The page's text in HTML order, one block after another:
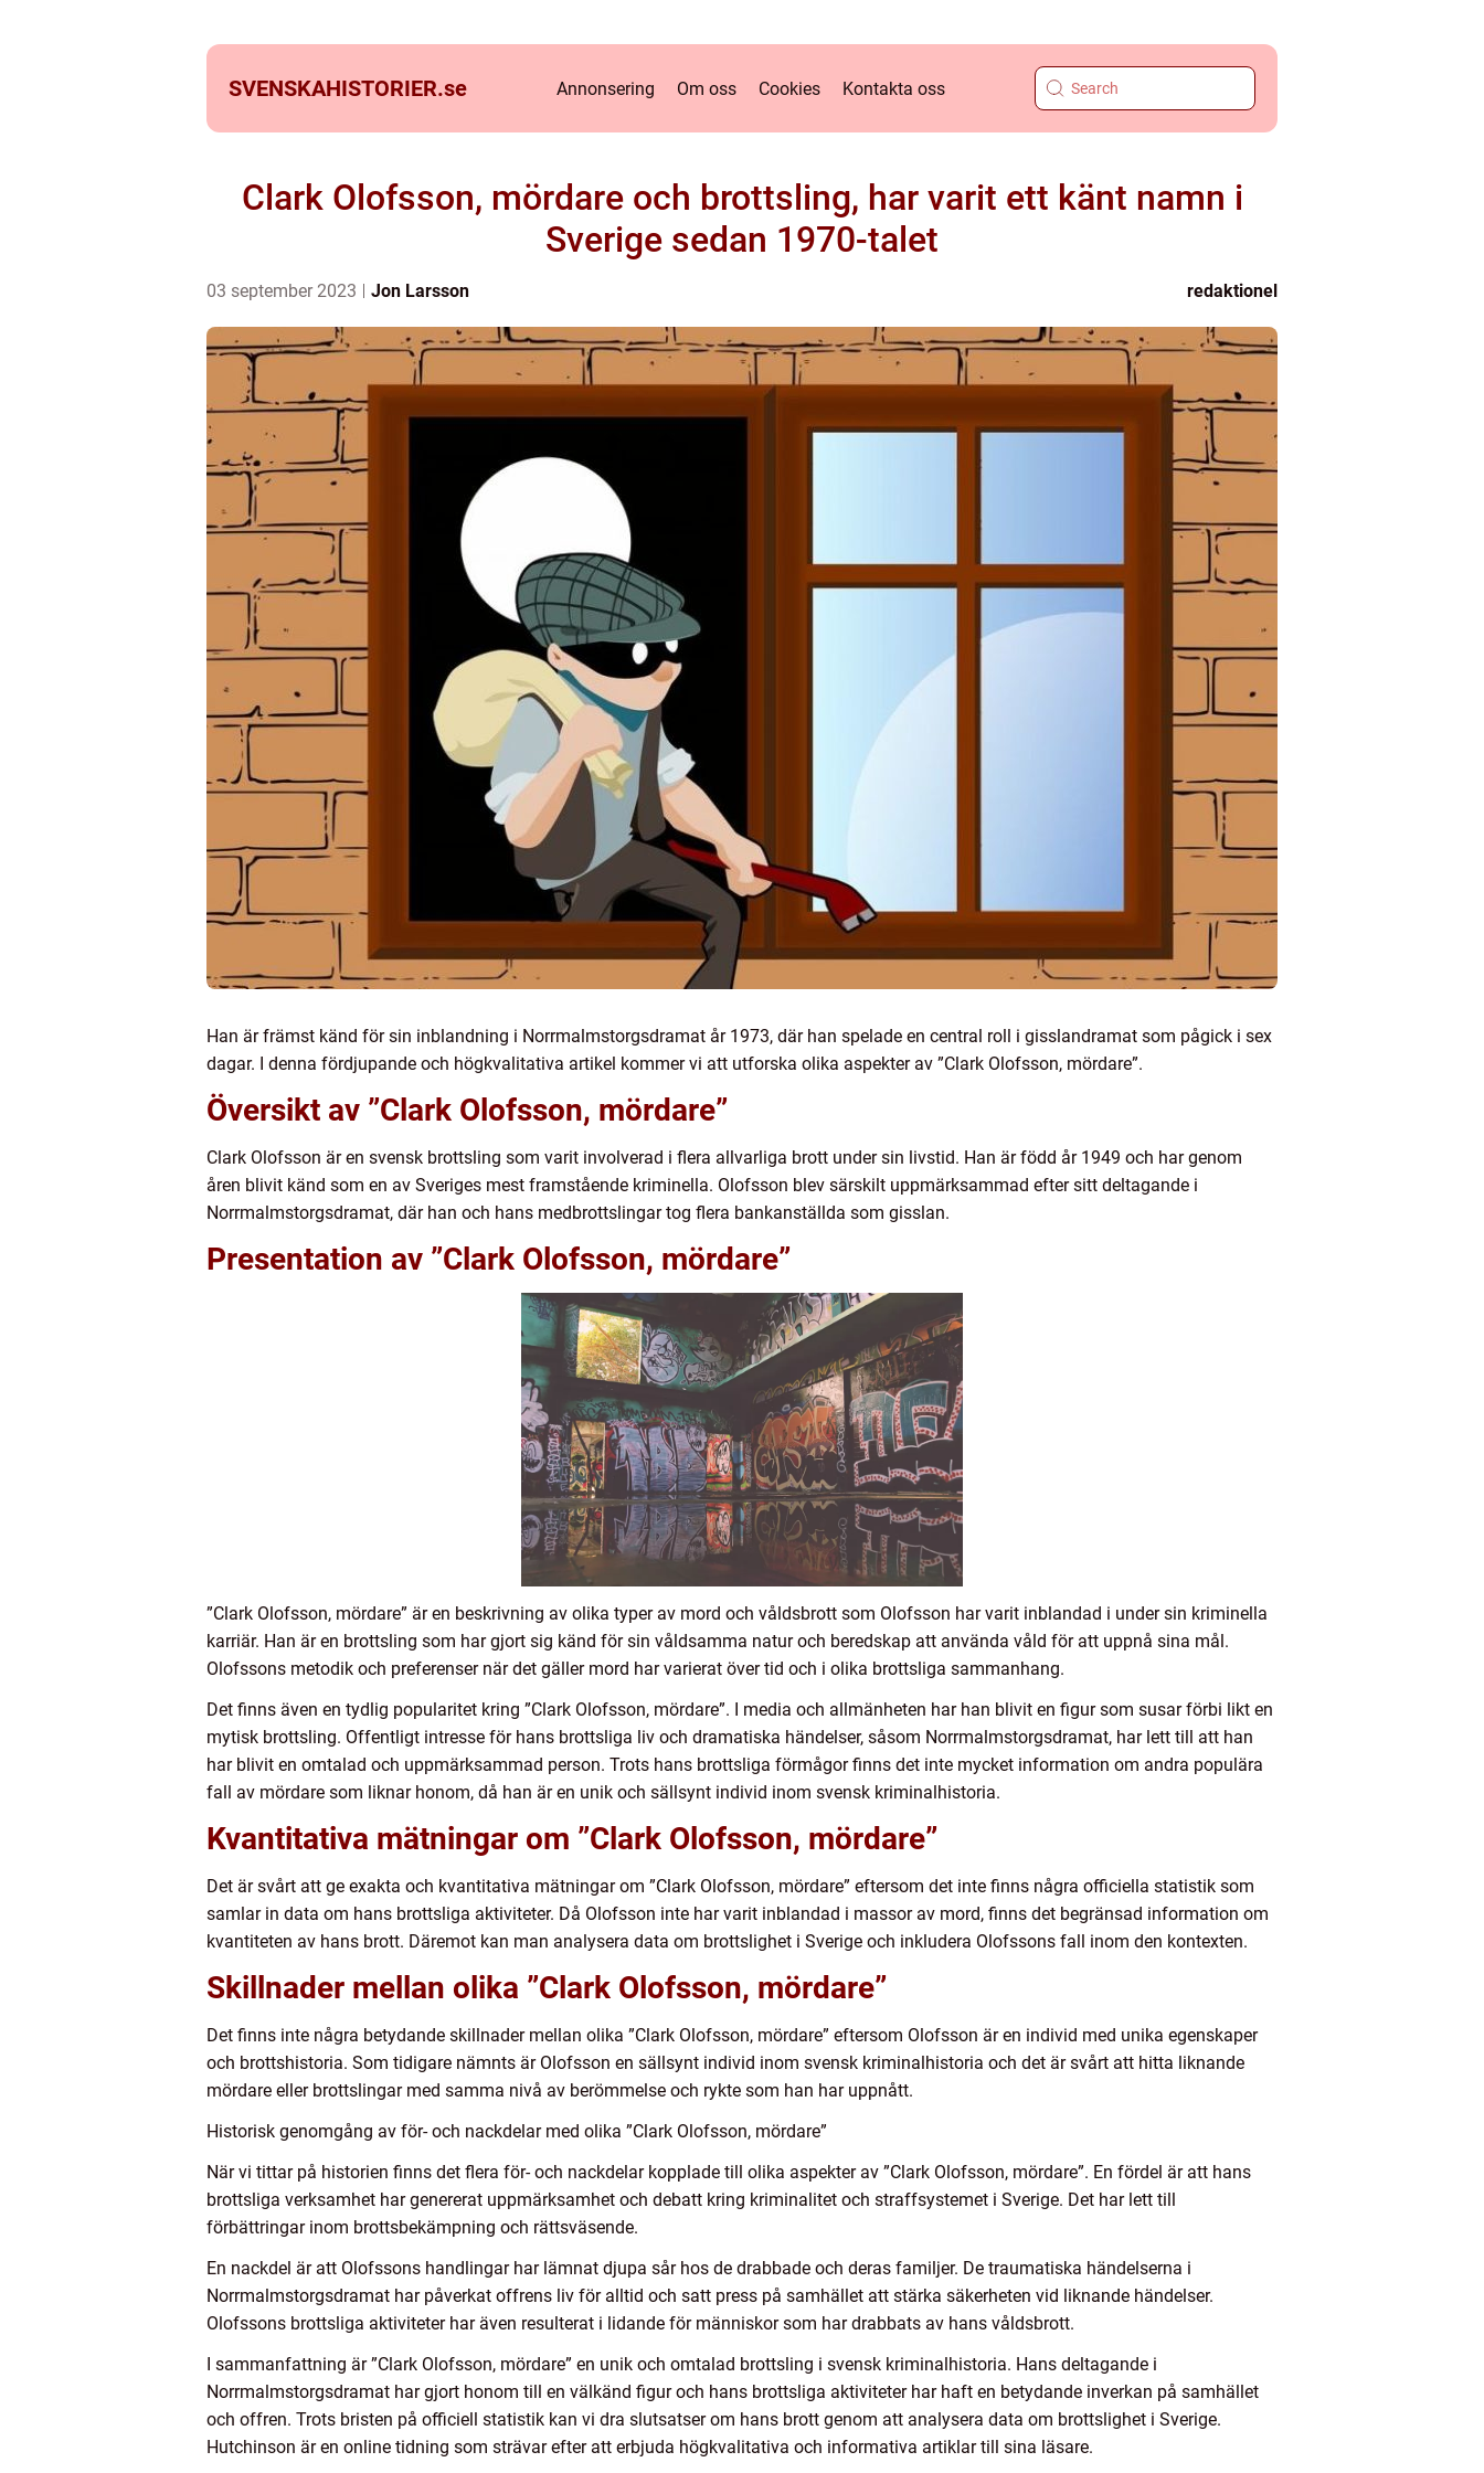
SVENSKAHISTORIER.se Annonsering Om oss Cookies Kontakta oss
Clark Olofsson, mördare och brottsling, har varit ett känt namn i
Sverige sedan 1970-talet
03 september 2023 Jon Larsson redaktionel
Han är främst känd för sin inblandning i Norrmalmstorgsdramat år 1973, där han spelade en central roll i gisslandramat som pågick i sex
dagar. I denna fördjupande och högkvalitativa artikel kommer vi att utforska olika aspekter av ”Clark Olofsson, mördare”.
Översikt av ”Clark Olofsson, mördare”
Clark Olofsson är en svensk brottsling som varit involverad i flera allvarliga brott under sin livstid. Han är född år 1949 och har genom
åren blivit känd som en av Sveriges mest framstående kriminella. Olofsson blev särskilt uppmärksammad efter sitt deltagande i
Norrmalmstorgsdramat, där han och hans medbrottslingar tog flera bankanställda som gisslan.
Presentation av ”Clark Olofsson, mördare”
”Clark Olofsson, mördare” är en beskrivning av olika typer av mord och våldsbrott som Olofsson har varit inblandad i under sin kriminella
karriär. Han är en brottsling som har gjort sig känd för sin våldsamma natur och beredskap att använda våld för att uppnå sina mål.
Olofssons metodik och preferenser när det gäller mord har varierat över tid och i olika brottsliga sammanhang.
Det finns även en tydlig popularitet kring ”Clark Olofsson, mördare”. I media och allmänheten har han blivit en figur som susar förbi likt en
mytisk brottsling. Offentligt intresse för hans brottsliga liv och dramatiska händelser, såsom Norrmalmstorgsdramat, har lett till att han
har blivit en omtalad och uppmärksammad person. Trots hans brottsliga förmågor finns det inte mycket information om andra populära
fall av mördare som liknar honom, då han är en unik och sällsynt individ inom svensk kriminalhistoria.
Kvantitativa mätningar om ”Clark Olofsson, mördare”
Det är svårt att ge exakta och kvantitativa mätningar om ”Clark Olofsson, mördare” eftersom det inte finns några officiella statistik som
samlar in data om hans brottsliga aktiviteter. Då Olofsson inte har varit inblandad i massor av mord, finns det begränsad information om
kvantiteten av hans brott. Däremot kan man analysera data om brottslighet i Sverige och inkludera Olofssons fall inom den kontexten.
Skillnader mellan olika ”Clark Olofsson, mördare”
Det finns inte några betydande skillnader mellan olika ”Clark Olofsson, mördare” eftersom Olofsson är en individ med unika egenskaper
och brottshistoria. Som tidigare nämnts är Olofsson en sällsynt individ inom svensk kriminalhistoria och det är svårt att hitta liknande
mördare eller brottslingar med samma nivå av berömmelse och rykte som han har uppnått.
Historisk genomgång av för- och nackdelar med olika ”Clark Olofsson, mördare”
När vi tittar på historien finns det flera för- och nackdelar kopplade till olika aspekter av ”Clark Olofsson, mördare”. En fördel är att hans
brottsliga verksamhet har genererat uppmärksamhet och debatt kring kriminalitet och straffsystemet i Sverige. Det har lett till
förbättringar inom brottsbekämpning och rättsväsende.
En nackdel är att Olofssons handlingar har lämnat djupa sår hos de drabbade och deras familjer. De traumatiska händelserna i
Norrmalmstorgsdramat har påverkat offrens liv för alltid och satt press på samhället att stärka säkerheten vid liknande händelser.
Olofssons brottsliga aktiviteter har även resulterat i lidande för människor som har drabbats av hans våldsbrott.
I sammanfattning är ”Clark Olofsson, mördare” en unik och omtalad brottsling i svensk kriminalhistoria. Hans deltagande i
Norrmalmstorgsdramat har gjort honom till en välkänd figur och hans brottsliga aktiviteter har haft en betydande inverkan på samhället
och offren. Trots bristen på officiell statistik kan vi dra slutsatser om hans brott genom att analysera data om brottslighet i Sverige.
Hutchinson är en online tidning som strävar efter att erbjuda högkvalitativa och informativa artiklar till sina läsare.